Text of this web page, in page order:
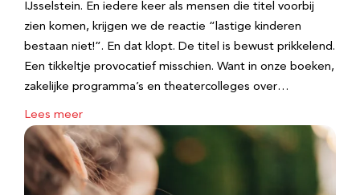
IJsselstein. En iedere keer als mensen die titel voorbij
zien komen, krijgen we de reactie “lastige kinderen
bestaan niet!”. En dat klopt. De titel is bewust prikkelend.
Een tikkeltje provocatief misschien. Want in onze boeken,
zakelijke programma’s en theatercolleges over…
Lees meer